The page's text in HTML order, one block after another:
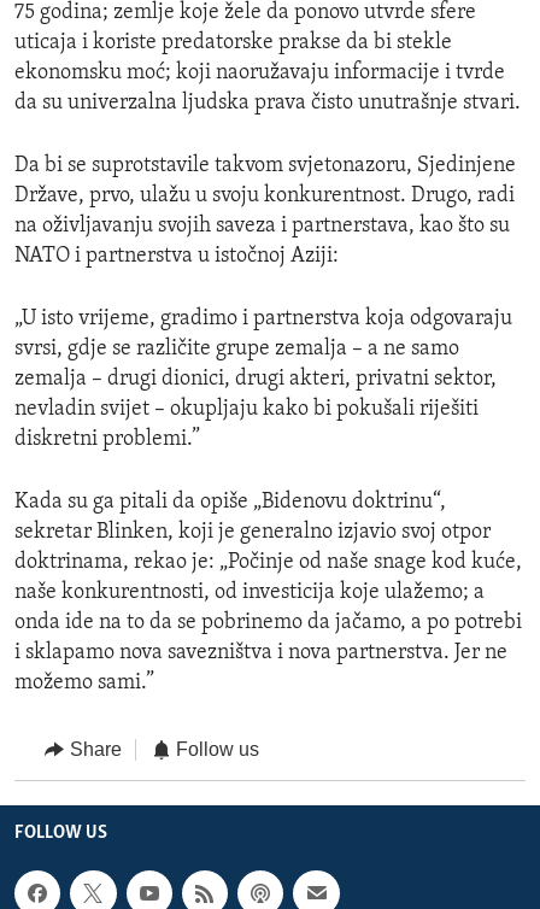
75 godina; zemlje koje žele da ponovo utvrde sfere
uticaja i koriste predatorske prakse da bi stekle
ekonomsku moć; koji naoružavaju informacije i tvrde
da su univerzalna ljudska prava čisto unutrašnje stvari.
Da bi se suprotstavile takvom svjetonazoru, Sjedinjene
Države, prvo, ulažu u svoju konkurentnost. Drugo, radi
na oživljavanju svojih saveza i partnerstava, kao što su
NATO i partnerstva u istočnoj Aziji:
„U isto vrijeme, gradimo i partnerstva koja odgovaraju
svrsi, gdje se različite grupe zemalja – a ne samo
zemalja – drugi dionici, drugi akteri, privatni sektor,
nevladin svijet – okupljaju kako bi pokušali riješiti
diskretni problemi.”
Kada su ga pitali da opiše „Bidenovu doktrinu“,
sekretar Blinken, koji je generalno izjavio svoj otpor
doktrinama, rekao je: „Počinje od naše snage kod kuće,
naše konkurentnosti, od investicija koje ulažemo; a
onda ide na to da se pobrinemo da jačamo, a po potrebi
i sklapamo nova savezništva i nova partnerstva. Jer ne
možemo sami.”
Share Follow us
FOLLOW US